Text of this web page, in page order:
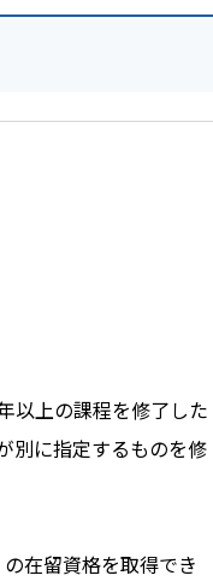
上の課程を修了した
別に指定するものを修
在留資格を取得でき